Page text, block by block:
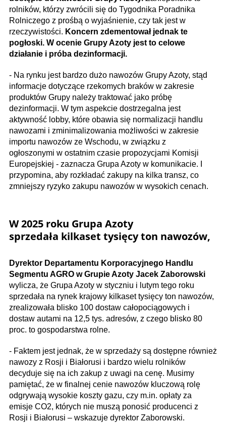
rolników, którzy zwrócili się do Tygodnika Poradnika
Rolniczego z prośbą o wyjaśnienie, czy tak jest w
rzeczywistości. Koncern zdementował jednak te
pogłoski. W ocenie Grupy Azoty jest to celowe
działanie i próba dezinformacji.
- Na rynku jest bardzo dużo nawozów Grupy Azoty, stąd
informacje dotyczące rzekomych braków w zakresie
produktów Grupy należy traktować jako próbę
dezinformacji. W tym aspekcie dostrzegalna jest
aktywność lobby, które obawia się normalizacji handlu
nawozami i zminimalizowania możliwości w zakresie
importu nawozów ze Wschodu, w związku z
ogłoszonymi w ostatnim czasie propozycjami Komisji
Europejskiej - zaznacza Grupa Azoty w komunikacie. I
przypomina, aby rozkładać zakupy na kilka transz, co
zmniejszy ryzyko zakupu nawozów w wysokich cenach.
W 2025 roku Grupa Azoty
sprzedała kilkaset tysięcy ton nawozów,
Dyrektor Departamentu Korporacyjnego Handlu
Segmentu AGRO w Grupie Azoty Jacek Zaborowski
wylicza, że Grupa Azoty w styczniu i lutym tego roku
sprzedała na rynek krajowy kilkaset tysięcy ton nawozów,
zrealizowała blisko 100 dostaw całopociągowych i
dostaw autami na 12,5 tys. adresów, z czego blisko 80
proc. to gospodarstwa rolne.
- Faktem jest jednak, że w sprzedaży są dostępne również
nawozy z Rosji i Białorusi i bardzo wielu rolników
decyduje się na ich zakup z uwagi na cenę. Musimy
pamiętać, że w finalnej cenie nawozów kluczową rolę
odgrywają wysokie koszty gazu, czy m.in. opłaty za
emisje CO2, których nie muszą ponosić producenci z
Rosji i Białorusi – wskazuje dyrektor Zaborowski.